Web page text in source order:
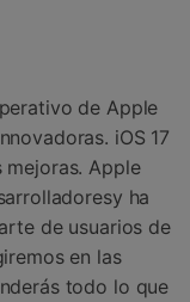
de Apple
iOS 17
Apple
ha
de usuarios de
en las
todo lo que